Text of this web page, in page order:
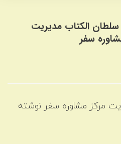
الکتاب مدیریت
سفر
مرکز مشاوره سفر نوشته